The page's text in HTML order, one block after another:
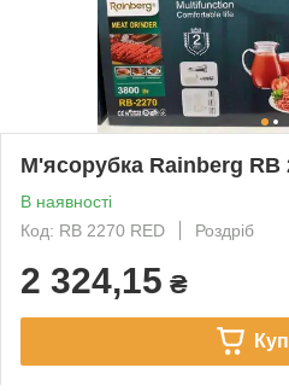
М'ясорубка Rainberg RB
В наявності
Код: RB 2270 RED
Роздріб
2 324,15 ₴